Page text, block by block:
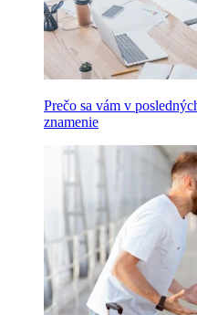
Prečo sa vám v
znamenie